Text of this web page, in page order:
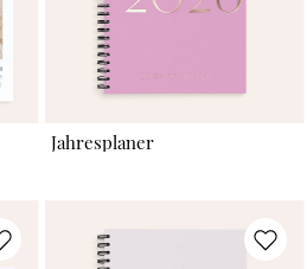
Jahresplaner